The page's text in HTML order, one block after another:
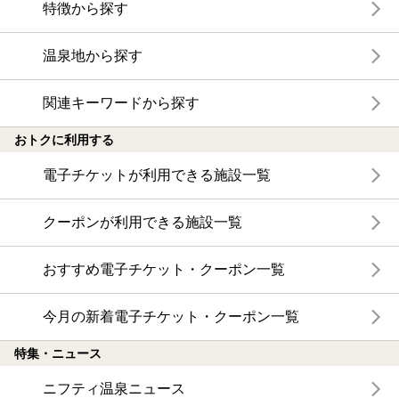
特徴から探す
温泉地から探す
関連キーワードから探す
おトクに利用する
電子チケットが利用できる施設一覧
クーポンが利用できる施設一覧
おすすめ電子チケット・クーポン一覧
今月の新着電子チケット・クーポン一覧
特集・ニュース
ニフティ温泉ニュース